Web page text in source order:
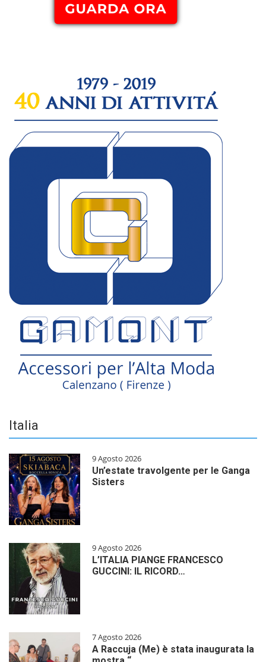
Italia
9 Agosto 2026
Un’estate travolgente per le Ganga
Sisters
9 Agosto 2026
L’ITALIA PIANGE FRANCESCO
GUCCINI: IL RICORD…
7 Agosto 2026
A Raccuja (Me) è stata inaugurata la